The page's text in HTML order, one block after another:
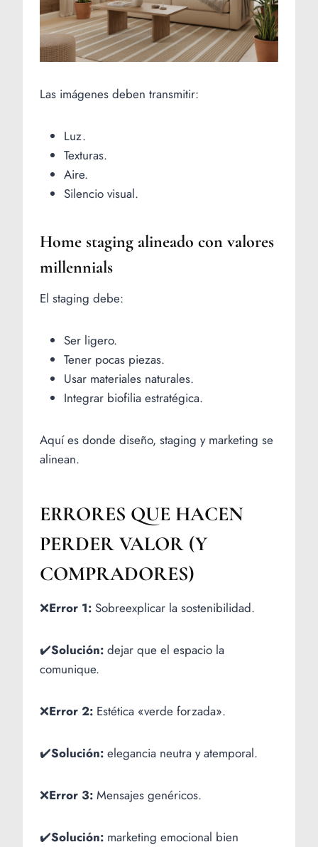
Las imágenes deben transmitir:
Luz.
Texturas.
Aire.
Silencio visual.
Home staging alineado con valores
millennials
El staging debe:
Ser ligero.
Tener pocas piezas.
Usar materiales naturales.
Integrar biofilia estratégica.
Aquí es donde diseño, staging y marketing se
alinean.
ERRORES QUE HACEN
PERDER VALOR (Y
COMPRADORES)
❌Error 1: Sobreexplicar la sostenibilidad.
✔️Solución: dejar que el espacio la
comunique.
❌Error 2: Estética «verde forzada».
✔️Solución: elegancia neutra y atemporal.
❌Error 3: Mensajes genéricos.
✔️Solución: marketing emocional bien